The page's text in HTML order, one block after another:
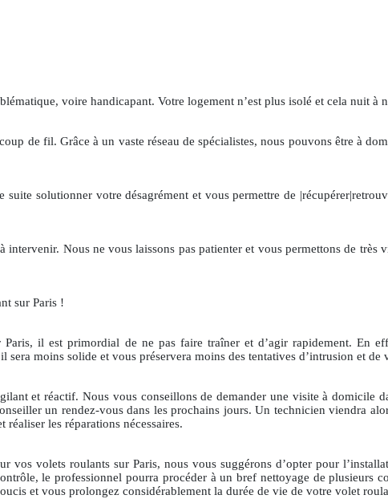
voire handicapant. Votre logement n’est plus isolé et cela nuit à
de fil. Grâce à un vaste réseau de spécialistes, nous pouvons être à
solutionner votre désagrément et vous permettre de
Nous ne vous laissons pas patienter et vous permettons de très
sur Paris !
il est primordial de ne pas faire traîner et d’agir rapidement. En
sera moins solide et vous préservera moins des tentatives d’intrusion et de
et réactif. Nous vous conseillons de demander une visite à domicile
un rendez-vous dans les prochains jours. Un technicien viendra
les réparations nécessaires.
vos volets roulants sur Paris, nous vous suggérons d’opter pour
le professionnel pourra procéder à un bref nettoyage de plusieurs
et vous prolongez considérablement la durée de vie de votre volet